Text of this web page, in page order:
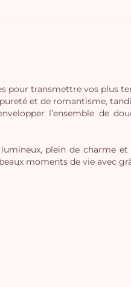
pour transmettre vos plus
et de romantisme,
l’ensemble de
plein de charme
moments de vie avec